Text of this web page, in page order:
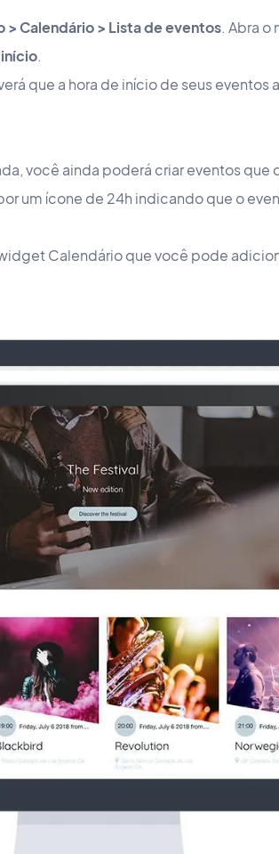
> Calendário > Lista de eventos. Abra o
.
que a hora de início de seus eventos
você ainda poderá criar eventos que
um ícone de 24h indicando que o
Calendário que você pode